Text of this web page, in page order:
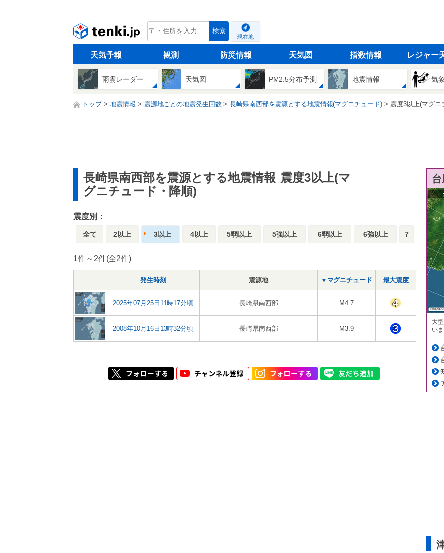
tenki.jp 検索
現在地
天気予報 観測 防災情報 天気図 指数情報 レジャー
雨雲レーダー 天気図 PM2.5分布予測 地震情報 気
トップ 地震情報 震源地ごとの地震発生回数 長崎県南西部を震源とする地震情報(マグニチュード) 震度3以上(マグニ
長崎県南西部を震源とする地震情報 震度3以上(マ
グニチュード・降順)
震度別：
全て 2以上 3以上 4以上 5弱以上 5強以上 6弱以上 6強以上 7
1件～2件(全2件)
発生時刻 震源地 ▼マグニチュード 最大震度
2025年07月25日11時17分頃 長崎県南西部 M4.7
2008年10月16日13時32分頃 長崎県南西部 M3.9
大
い